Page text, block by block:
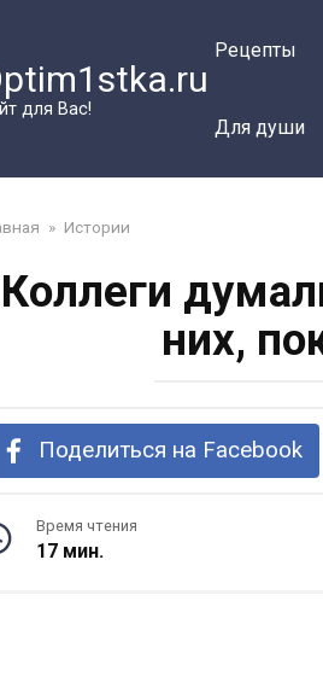
для Вас!
Рецепты
Для души
» Истории
Коллеги
них,
Поделиться на Facebook
Время чтения
17 мин.